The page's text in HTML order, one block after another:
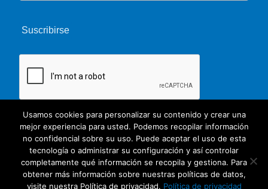
© 2026 Unate. CC Creative Commons
Usamos cookies para personalizar su contenido y crear una
mejor experiencia para usted. Podemos recopilar información
no confidencial sobre su uso. Puede aceptar el uso de esta
tecnología o administrar su configuración y así controlar
completamente qué información se recopila y gestiona. Para
obtener más información sobre nuestras políticas de datos,
visite nuestra Política de privacidad. Política de privacidad